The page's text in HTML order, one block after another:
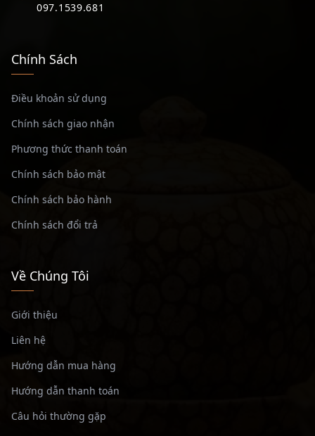
097.1539.681
Chính Sách
Điều khoản sử dụng
Chính sách giao nhận
Phương thức thanh toán
Chính sách bảo mật
Chính sách bảo hành
Chính sách đổi trả
Về Chúng Tôi
Giới thiệu
Liên hệ
Hướng dẫn mua hàng
Hướng dẫn thanh toán
Câu hỏi thường gặp